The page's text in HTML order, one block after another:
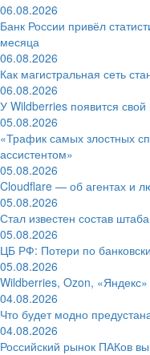
06.08.2026
Банк России привёл
месяца
06.08.2026
Как магистральная сеть
06.08.2026
У Wildberries появится
05.08.2026
«Трафик самых злостных
ассистентом»
05.08.2026
Cloudflare — об агентах и
05.08.2026
Стал известен состав
05.08.2026
ЦБ РФ: Потери по
05.08.2026
Wildberries, Ozon,
04.08.2026
Что будет модно
04.08.2026
Российский рынок ПАКов